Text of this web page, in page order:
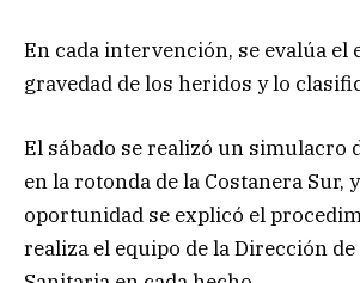
En cada intervención, se evalúa el
gravedad de los heridos y lo
El sábado se realizó un simulacro
en la rotonda de la Costanera Sur,
oportunidad se explicó el
realiza el equipo de la Dirección